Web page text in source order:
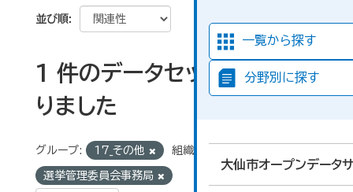
一覧から探す
分野別に探す
大仙市オープンデータ
並び順
1 件のデータセットが見つか
りました
グループ: 17_その他 組織:
選挙管理委員会事務局